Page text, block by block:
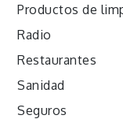
Productos de
Radio
Restaurantes
Sanidad
Seguros